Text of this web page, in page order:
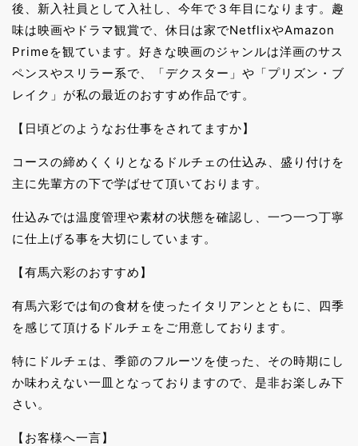
後、新入社員として入社し、今年で３年目になります。趣
味は映画やドラマ観賞で、休日は家でNetflixやAmazon
Primeを観ています。好きな映画のジャンルは洋画のサス
ペンスやスリラー系で、「デクスター」や「プリズン・ブ
レイク」が私の最近のおすすめ作品です。
【日頃どのようなお仕事をされてますか】
コースの締めくくりとなるドルチェの仕込み、盛り付けを
主に先輩方の下で学ばせて頂いております。
仕込みでは温度管理や素材の状態を確認し、一つ一つ丁寧
に仕上げる事を大切にしています。
【有馬六彩のおすすめ】
有馬六彩では旬の食材を使ったイタリアンとともに、四季
を感じて頂けるドルチェをご用意しております。
特にドルチェは、季節のフルーツを使った、その時期にし
か味わえない一皿となっておりますので、是非お楽しみ下
さい。
【お客様へ一言】